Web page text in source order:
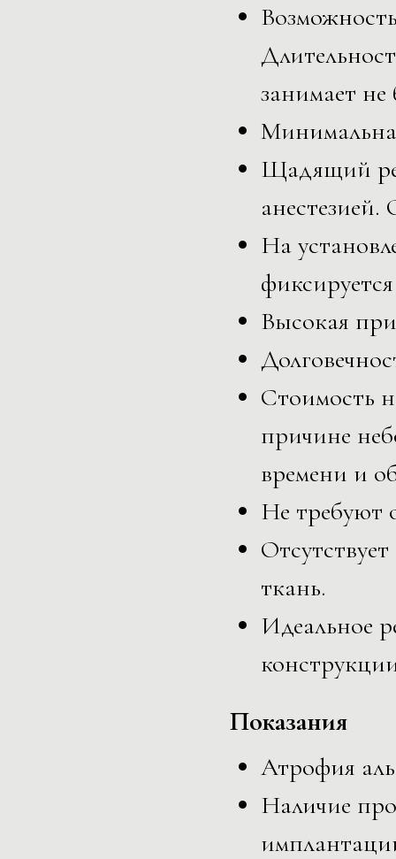
занимает
Щадящий
На
Высокая
Стоимость
причине
времени и
Не требуют
ткань.
Идеальное
Показания
Атрофия
Наличие